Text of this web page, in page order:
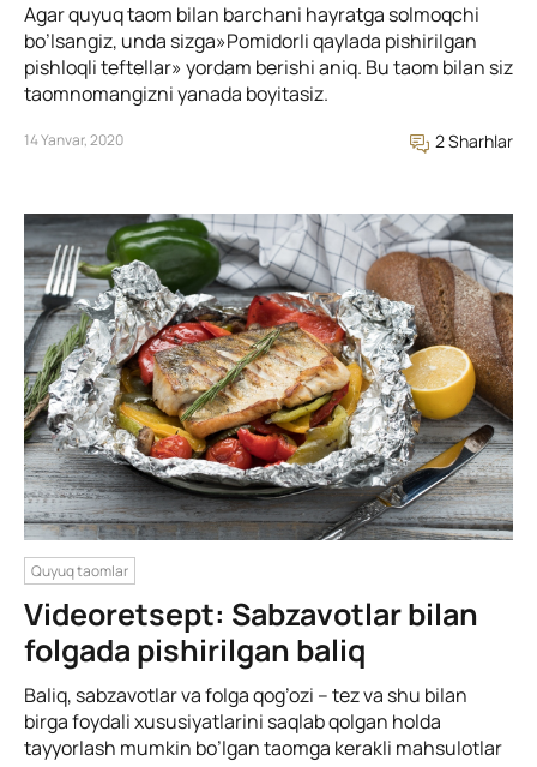
Agar quyuq taom bilan barchani hayratga solmoqchi
bo’lsangiz, unda sizga»Pomidorli qaylada pishirilgan
pishloqli teftellar» yordam berishi aniq. Bu taom bilan siz
taomnomangizni yanada boyitasiz.
14 Yanvar, 2020 2 Sharhlar
Quyuq taomlar
Videoretsept: Sabzavotlar bilan
folgada pishirilgan baliq
Baliq, sabzavotlar va folga qog’ozi – tez va shu bilan
birga foydali xususiyatlarini saqlab qolgan holda
tayyorlash mumkin bo’lgan taomga kerakli mahsulotlar